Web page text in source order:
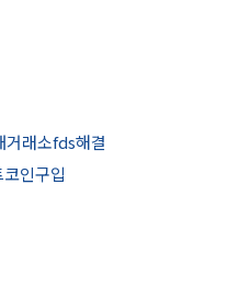
거래소fds해결
인구입